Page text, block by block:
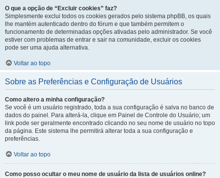
O que a opção de “Excluir cookies” faz?
Simplesmente exclui todos os cookies gerados pelo sistema phpBB, os quais
lhe mantém autenticado dentro do fórum e que também permitem o
funcionamento de determinadas opções ativadas pelo administrador. Se você
estiver com problemas de entrar e sair na comunidade, excluir os cookies
pode ser uma ajuda alternativa.
Voltar ao topo
Sobre as Preferências e Configuração de Usuários
Como altero a minha configuração?
Se você é um usuário registrado, toda a sua configuração é salva no banco de
dados do painel. Para alterá-la, clique em Painel de Controle do Usuário; um
link pode ser geralmente encontrado clicando no seu nome de usuário no topo
da página. Este sistema lhe permitirá alterar toda a sua configuração e
preferências.
Voltar ao topo
Como posso ocultar o meu nome de usuário da lista de usuários online?